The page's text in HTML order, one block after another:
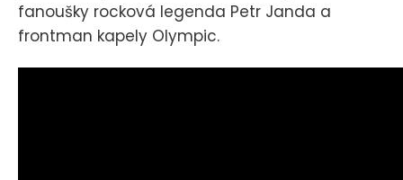
fanoušky rocková legenda Petr Janda a
frontman kapely Olympic.